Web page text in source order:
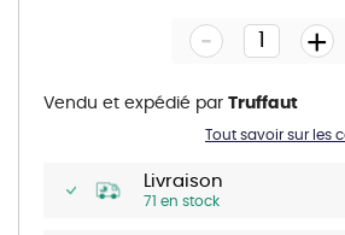
gallery
Livraison
71 en stock
- +
Tout savoir sur les
Vendu et expédié par Truffaut